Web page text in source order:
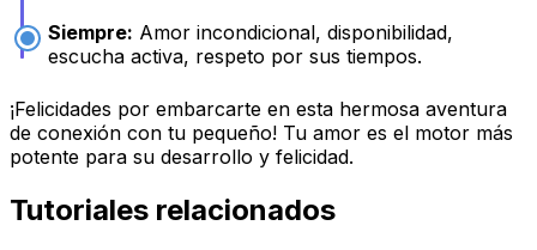
Siempre: Amor incondicional, disponibilidad,
escucha activa, respeto por sus tiempos.
¡Felicidades por embarcarte en esta hermosa aventura
de conexión con tu pequeño! Tu amor es el motor más
potente para su desarrollo y felicidad.
Tutoriales relacionados